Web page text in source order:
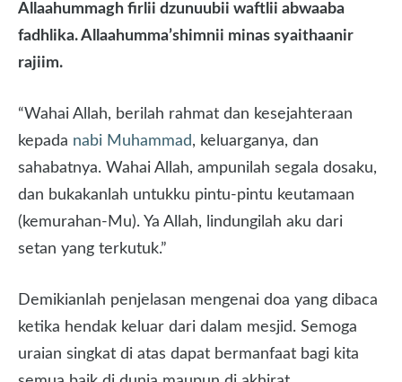
Allaahummagh firlii dzunuubii waftlii abwaaba
fadhlika. Allaahumma’shimnii minas syaithaanir
rajiim.
“Wahai Allah, berilah rahmat dan kesejahteraan
kepada nabi Muhammad, keluarganya, dan
sahabatnya. Wahai Allah, ampunilah segala dosaku,
dan bukakanlah untukku pintu-pintu keutamaan
(kemurahan-Mu). Ya Allah, lindungilah aku dari
setan yang terkutuk.”
Demikianlah penjelasan mengenai doa yang dibaca
ketika hendak keluar dari dalam mesjid. Semoga
uraian singkat di atas dapat bermanfaat bagi kita